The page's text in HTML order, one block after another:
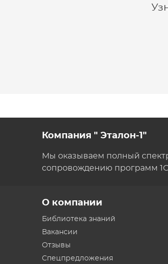
Компания " Эталон-1"
Мы оказываем полный
сопровождению программ 1С.
О компании
Библиотека знаний
Вакансии
Отзывы
Спецпредложения